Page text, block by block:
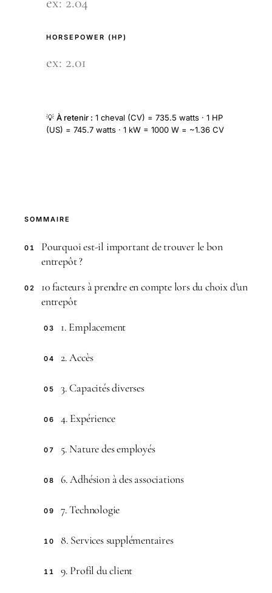
HORSEPOWER (HP)
💡 À retenir : 1 cheval (CV) = 735.5 watts · 1 HP
(US) = 745.7 watts · 1 kW = 1000 W = ~1.36 CV
SOMMAIRE
01
Pourquoi est-il important de trouver le bon
entrepôt ?
02
10 facteurs à prendre en compte lors du choix d’un
entrepôt
03 1. Emplacement
04 2. Accès
05 3. Capacités diverses
06 4. Expérience
07 5. Nature des employés
08 6. Adhésion à des associations
09 7. Technologie
10 8. Services supplémentaires
11 9. Profil du client